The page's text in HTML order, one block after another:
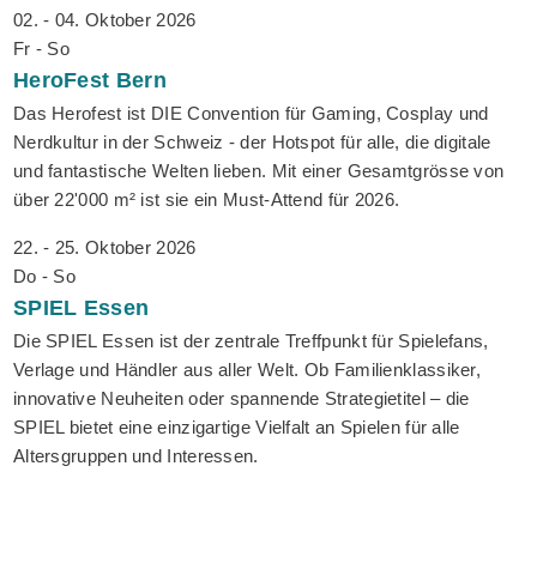
02. - 04. Oktober 2026
Fr - So
HeroFest Bern
Das Herofest ist DIE Convention für Gaming, Cosplay und
Nerdkultur in der Schweiz - der Hotspot für alle, die digitale
und fantastische Welten lieben. Mit einer Gesamtgrösse von
über 22'000 m² ist sie ein Must-Attend für 2026.
22. - 25. Oktober 2026
Do - So
SPIEL Essen
Die SPIEL Essen ist der zentrale Treffpunkt für Spielefans,
Verlage und Händler aus aller Welt. Ob Familienklassiker,
innovative Neuheiten oder spannende Strategietitel – die
SPIEL bietet eine einzigartige Vielfalt an Spielen für alle
Altersgruppen und Interessen.